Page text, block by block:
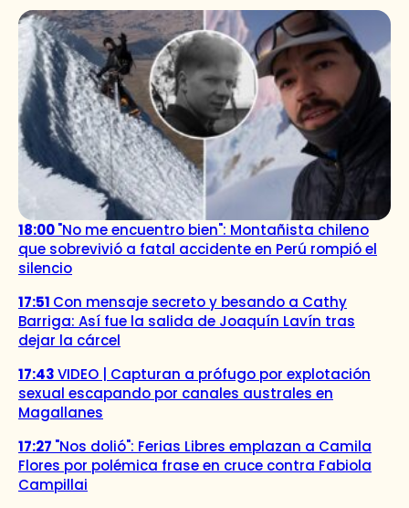
18:00"No me encuentro bien": Montañista chileno
que sobrevivió a fatal accidente en Perú rompió el
silencio
17:51 Con mensaje secreto y besando a Cathy
Barriga: Así fue la salida de Joaquín Lavín tras
dejar la cárcel
17:43VIDEO | Capturan a prófugo por explotación
sexual escapando por canales australes en
Magallanes
17:27 "Nos dolió": Ferias Libres emplazan a Camila
Flores por polémica frase en cruce contra Fabiola
Campillai